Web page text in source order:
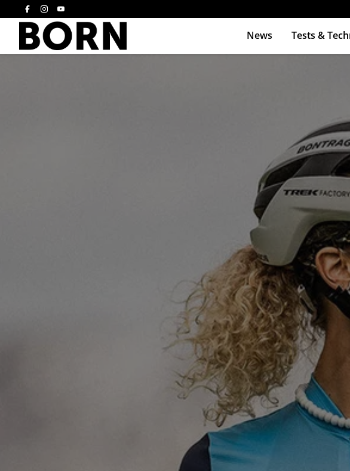
News Tests &